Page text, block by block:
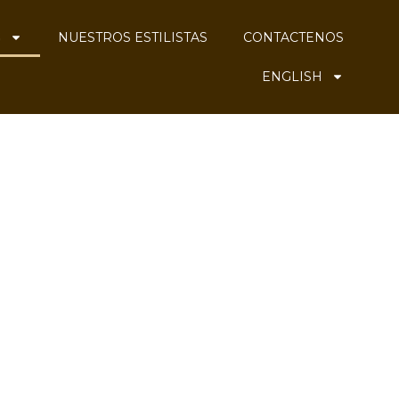
NUESTROS ESTILISTAS CONTACTENOS
ENGLISH